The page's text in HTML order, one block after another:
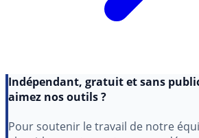
aimez nos outils ?